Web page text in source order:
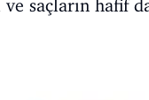
saçların hafif